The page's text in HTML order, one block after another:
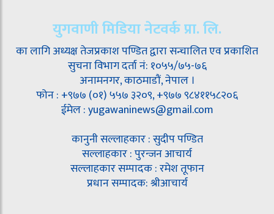
युगवाणी मिडिया नेटवर्क प्रा. लि.
का लागि अध्यक्ष तेजप्रकाश पण्डित द्वारा सन्चालित एव प्रकाशित
सुचना विभाग दर्ता नं: १०५५/७५-७६
अनामनगर, काठमाडौं, नेपाल ।
फोन : +९७७ (०१) ५५७ ३२०९, +९७७ ९८४११५८२०६
ईमेल : yugawaninews@gmail.com
कानुनी सल्लाहकार : सुदीप पण्डित
सल्लाहकार : पुरन्जन आचार्य
सल्लाहकार सम्पादक : रमेश तूफान
प्रधान सम्पादक: श्रीआचार्य